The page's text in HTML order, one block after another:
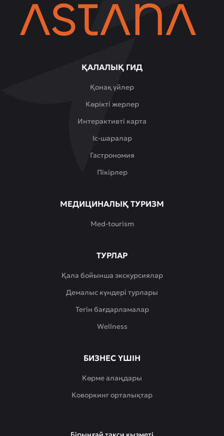
ҚАЛАЛЫҚ ГИД
Қонақ үйлер
Көрікті жерлер
Интерактивті карта
Іс-шаралар
Гастрономия
Пікірлер
МЕДИЦИНАЛЫҚ ТУРИЗМ
Med-tourism
ТУРЛАР
Қала бойынша экскурсиялар
Демалыс күндері турлары
Тегін бағдарламалар
Wellness
БИЗНЕС ҮШІН
Көрме алаңдары
Коворкинг орталықтар